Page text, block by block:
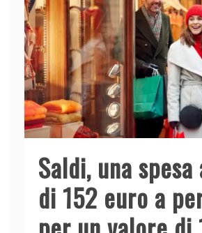
Saldi, una
di 152 euro a